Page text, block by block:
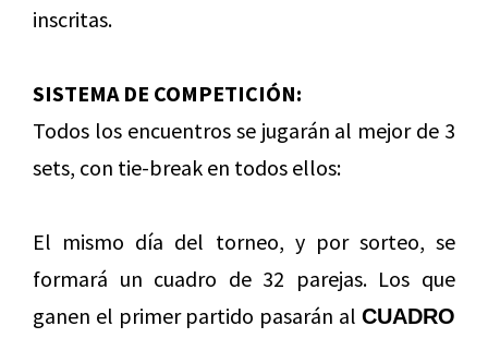
inscritas.
SISTEMA DE COMPETICIÓN:
Todos los encuentros se jugarán al mejor de 3
sets, con tie-break en todos ellos:
El mismo día del torneo, y por sorteo, se
formará un cuadro de 32 parejas. Los que
ganen el primer partido pasarán al CUADRO